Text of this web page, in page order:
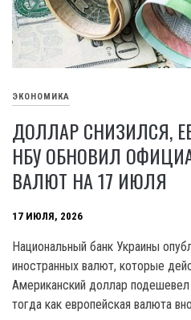
ЭКОНОМИКА
ДОЛЛАР СНИЗИЛСЯ,
НБУ ОБНОВИЛ
ВАЛЮТ НА 17 ИЮЛЯ
17 ИЮЛЯ, 2026
Национальный банк Украины
иностранных валют, которые
Американский доллар
тогда как европейская валюта